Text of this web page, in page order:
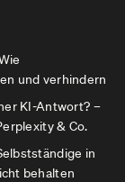
und verhindern
KI-Antwort? –
& Co.
in
behalten